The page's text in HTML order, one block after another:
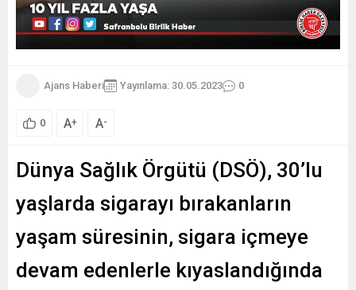
Ajans Haberi Yayınlama: 30.05.2023 0
0 A+ A-
Dünya Sağlık Örgütü (DSÖ), 30’lu
yaşlarda sigarayı bırakanların
yaşam süresinin, sigara içmeye
devam edenlerle kıyaslandığında